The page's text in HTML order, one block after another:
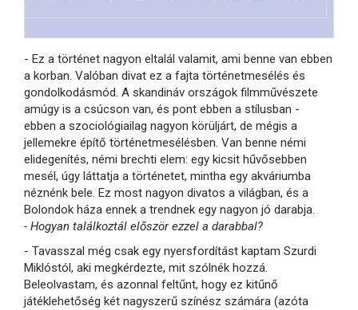
- Ez a történet nagyon eltalál valamit, ami benne van ebben
a korban. Valóban divat ez a fajta történetmesélés és
gondolkodásmód. A skandináv országok filmművészete
amúgy is a csúcson van, és pont ebben a stílusban -
ebben a szociológiailag nagyon körüljárt, de mégis a
jellemekre építő történetmesélésben. Van benne némi
elidegenítés, némi brechti elem: egy kicsit hűvősebben
mesél, úgy láttatja a történetet, mintha egy akváriumba
néznénk bele. Ez most nagyon divatos a világban, és a
Bolondok háza ennek a trendnek egy nagyon jó darabja.
- Hogyan találkoztál először ezzel a darabbal?
- Tavasszal még csak egy nyersfordítást kaptam Szurdi
Miklóstól, aki megkérdezte, mit szólnék hozzá.
Beleolvastam, és azonnal feltűnt, hogy ez kitűnő
játéklehetőség két nagyszerű színész számára (azóta